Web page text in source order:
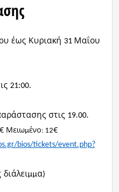
έως Κυριακή 31 Μαΐου
21:00.
στις 19.00.
€ Μειωμένο: 12€
bios/tickets/event.php?
μμα)